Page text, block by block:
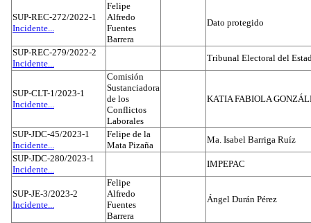
SUP-REC-272/2022-1
Incidente...
Felipe
Alfredo
Fuentes
Barrera
Dato protegido
SUP-REC-279/2022-2
Incidente...
Tribunal Electoral del
SUP-CLT-1/2023-1
Incidente...
Comisión
Sustanciadora
de los
Conflictos
Laborales
KATIA FABIOLA
SUP-JDC-45/2023-1
Incidente...
Felipe de la
Mata Pizaña
Ma. Isabel Barriga Ruíz
SUP-JDC-280/2023-1
Incidente...
IMPEPAC
SUP-JE-3/2023-2
Incidente...
Felipe
Alfredo
Fuentes
Barrera
Ángel Durán Pérez